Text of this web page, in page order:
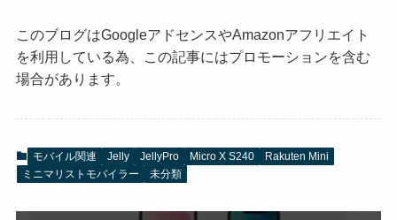
このブログはGoogleアドセンスやAmazonアフリエイト
を利用している為、この記事にはプロモーションを含む
場合があります。
モバイル関連 Jelly JellyPro Micro X S240
Rakuten Mini
ミニマリストモバイラー
未分類